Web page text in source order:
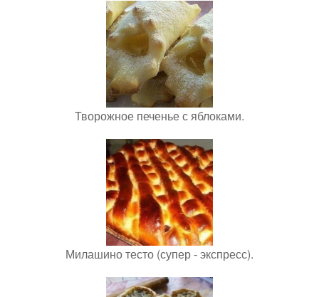
Творожное печенье с яблоками.
Милашино тесто (супер - экспресс).